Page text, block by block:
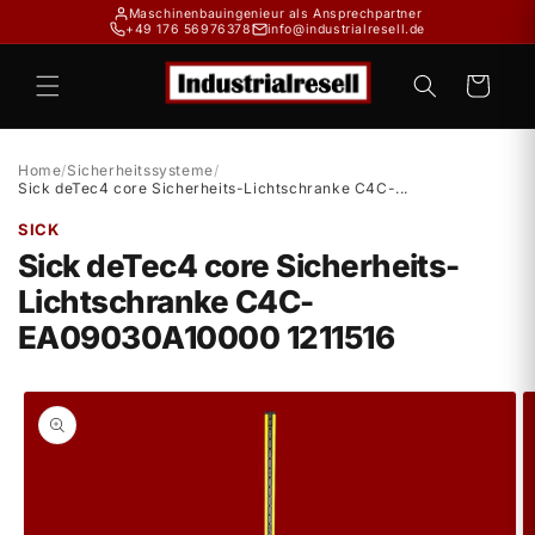
Inhalt
Maschinenbauingenieur als Ansprechpartner
+49 176 56976378
info@industrialresell.de
Warenkorb
Home/Sicherheitssysteme/
Sick deTec4 core Sicherheits-Lichtschranke C4C-...
SICK
Sick deTec4 core Sicherheits-
Lichtschranke C4C-
EA09030A10000 1211516